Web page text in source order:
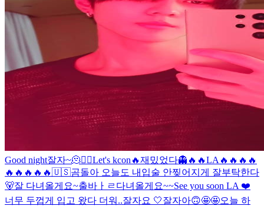
Good night잘자~🫠❤️‍🔥Let's kcon🔥재밌었다👻 🔥🔥LA🔥🔥🔥🔥
🔥🔥🔥🔥🔥🇺🇸곰돌아 오늘도 내입술 안찢어지게 잘부탁한다
🐻잘 다녀올게요~출바ㅏㄹ 다녀올게요~~See you soon LA ❤️
너무 두껍게 입고 왔다 더워..잘자요 🤍잘자아🙃🤩🤩오늘 하